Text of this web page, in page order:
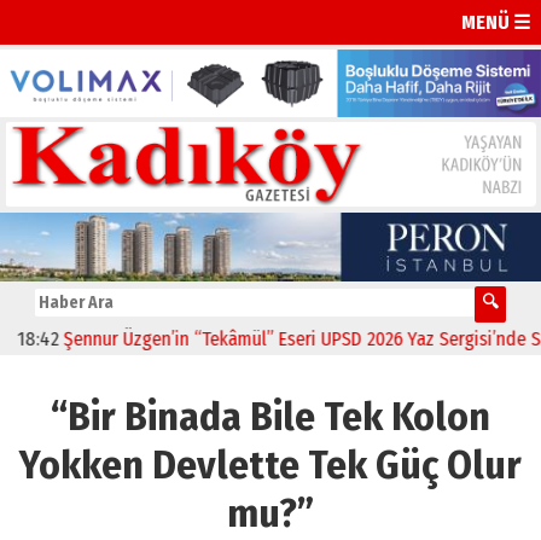
MENÜ ☰
Şennur Üzgen’in “Tekâmül” Eseri UPSD 2026 Yaz Sergisi’nde
“Bir Binada Bile Tek Kolon
Yokken Devlette Tek Güç Olur
mu?”